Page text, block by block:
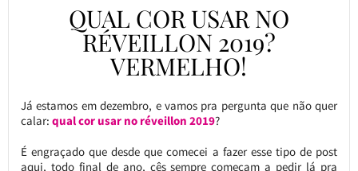
QUAL COR USAR NO
RÉVEILLON 2019?
VERMELHO!
Já estamos em dezembro, e vamos pra pergunta que não quer
calar: qual cor usar no réveillon 2019?
É engraçado que desde que comecei a fazer esse tipo de post
aqui, todo final de ano, cês sempre começam a pedir lá pra